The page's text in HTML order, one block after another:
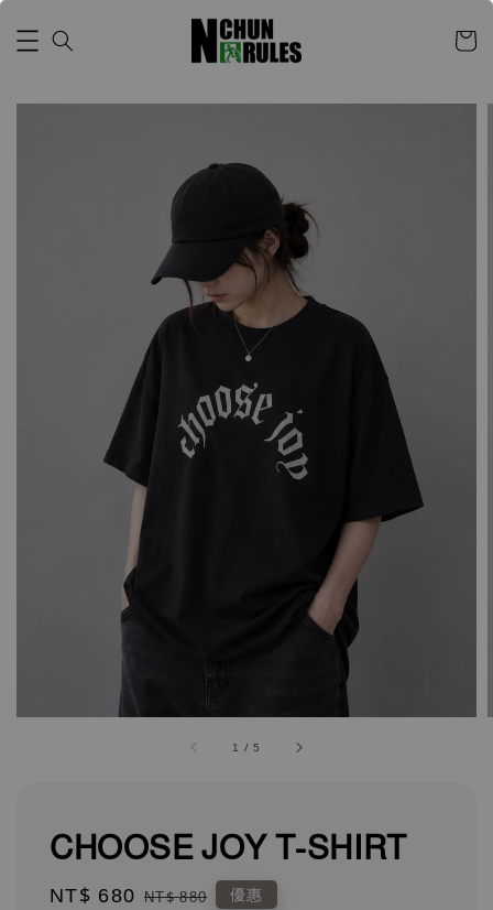
1 /5
CHOOSE JOY T-SHIRT
Sale
NT$ 680 Regular
NT$ 880 優惠